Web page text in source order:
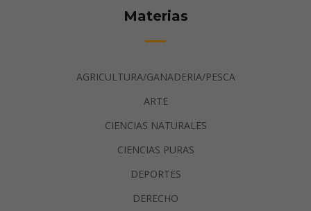
Materias
AGRICULTURA/GANADERIA/PESCA
ARTE
CIENCIAS NATURALES
CIENCIAS PURAS
DEPORTES
DERECHO